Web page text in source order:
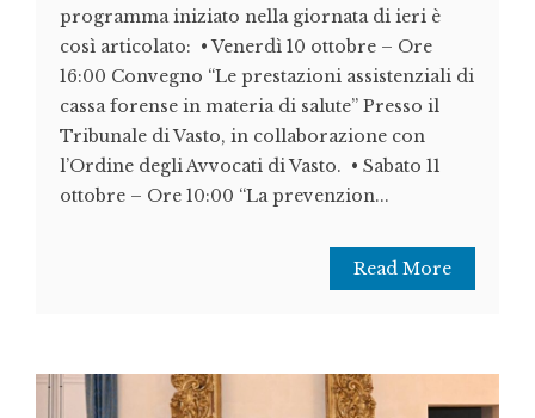
programma iniziato nella giornata di ieri è
così articolato: • Venerdì 10 ottobre – Ore
16:00 Convegno “Le prestazioni assistenziali di
cassa forense in materia di salute” Presso il
Tribunale di Vasto, in collaborazione con
l’Ordine degli Avvocati di Vasto. • Sabato 11
ottobre – Ore 10:00 “La prevenzion...
Read More